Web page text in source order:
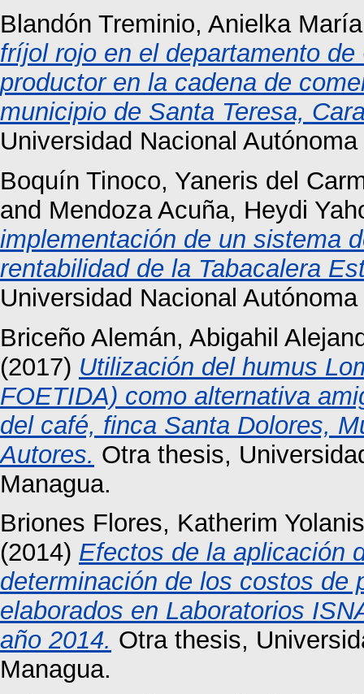
Blandón Treminio, Anielka María
fríjol rojo en el departamento
productor en la cadena de
municipio de Santa Teresa,
Universidad Nacional
Boquín Tinoco, Yaneris del
and Mendoza Acuña, Heydi
implementación de un sistema
rentabilidad de la Tabacalera
Universidad Nacional
Briceño Alemán, Abigahil
(2017) Utilización del humus
FOETIDA) como alternativa
del café, finca Santa Dolores,
Autores. Otra thesis,
Managua.
Briones Flores, Katherim Yolanis
(2014) Efectos de la aplicación
determinación de los costos de
elaborados en Laboratorios
año 2014. Otra thesis,
Managua.